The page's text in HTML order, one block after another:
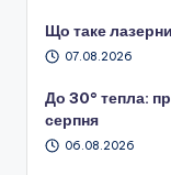
Що таке
07.08.2026
До 30° тепла:
серпня
06.08.2026